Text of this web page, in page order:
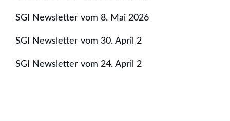
SGI Newsletter vom 8. Mai 2026
SGI Newsletter vom 30. April 2
SGI Newsletter vom 24. April 2